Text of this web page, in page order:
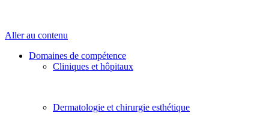
Aller au contenu
Domaines de compétence
Cliniques et hôpitaux
Dermatologie et chirurgie esthétique